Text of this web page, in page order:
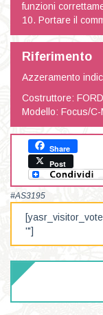
funzioni
10. Portare il
Riferimento
Azzeramento
Costruttore: FORD
Modello: Focus/
Share
Post
#AS3195
'"]